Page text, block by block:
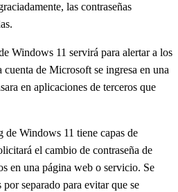
las contraseñas
Windows 11 servirá para alertar a los
cuenta de Microsoft se ingresa en una
en aplicaciones de terceros que
Windows 11 tiene capas de
el cambio de contraseña de
en una página web o servicio. Se
separado para evitar que se